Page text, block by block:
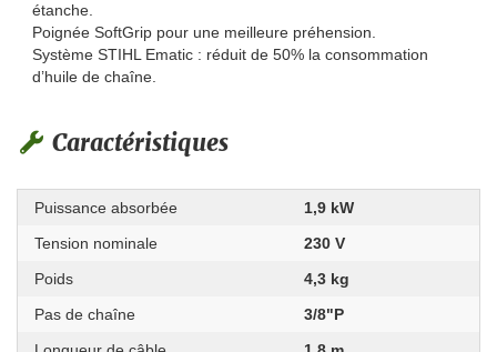
étanche.
Poignée SoftGrip pour une meilleure préhension.
Système STIHL Ematic : réduit de 50% la consommation
d’huile de chaîne.
Caractéristiques
Puissance absorbée
1,9 kW
Tension nominale
230 V
Poids
4,3 kg
Pas de chaîne
3/8"P